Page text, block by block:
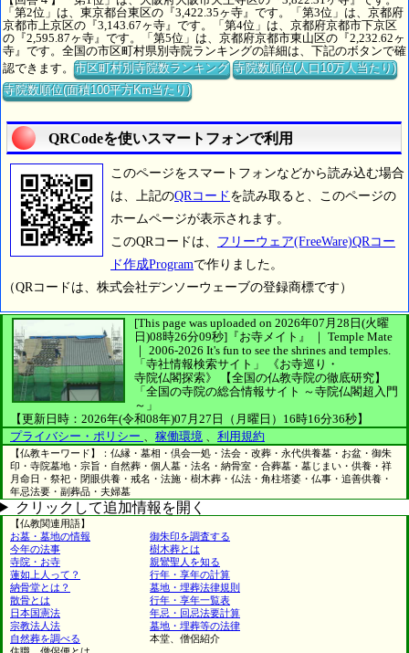
「第2位」は、東京都台東区の『3,422.35ヶ寺』です。「第3位」は、京都府
京都市上京区の『3,143.67ヶ寺』です。「第4位」は、京都府京都市下京区
の『2,595.87ヶ寺』です。「第5位」は、京都府京都市東山区の『2,232.62ヶ
寺』です。全国の市区町村県別寺院ランキングの詳細は、下記のボタンで確
認できます。市区町村別寺院数ランキング 寺院数順位(人口10万人当たり)
寺院数順位(面積100平方Km当たり)
QRCodeを使いスマートフォンで利用
このページをスマートフォンなどから読み込む場合
は、上記のQRコード を読み取ると、このページの
ホームページが表示されます。
このQRコードは、 フリーウェア(FreeWare)QRコー
ド作成Programで作りました。
（QRコードは、株式会社デンソーウェーブの登録商標です）
[This page was uploaded on 2026年07月28日(火曜
日)08時26分09秒] 『お寺メイト』 ｜ Temple Mate
｜ 2006-2026 It's fun to see the shrines and temples.
「寺社情報検索サイト」
《お寺巡り・
寺院仏閣探索》
【全国の仏教寺院の徹底研究】
「全国の寺院の総合情報サイト ～寺院仏閣超入門
～」
【更新日時：2026年(令和08年)07月27日（月曜日）16時16分36秒】
プライバシー・ポリシー
稼働環境 利用規約
【仏教キーワード】：仏縁・墓相・倶会一処・法会・改葬・永代供養墓・お盆・御朱
印・寺院墓地・宗旨・自然葬・個人墓・法名・納骨室・合葬墓・墓じまい・供養・祥
月命日・祭祀・閉眼供養・戒名・法施・樹木葬・仏法・角柱塔婆・仏事・追善供養・
年忌法要・副葬品・夫婦墓
クリックして追加情報を開く
【仏教関連用語】
お墓・墓地の情報
御朱印を調査する
今年の法事
樹木葬とは
寺院・お寺
親鸞聖人を知る
蓮如上人って？
行年・享年の計算
納骨堂とは？
墓地・埋葬法律規則
散骨とは
行年・享年一覧表
日本国憲法
年忌・回忌法要計算
宗教法人法
墓地・埋葬等の法律
自然葬を調べる
本堂、僧侶紹介